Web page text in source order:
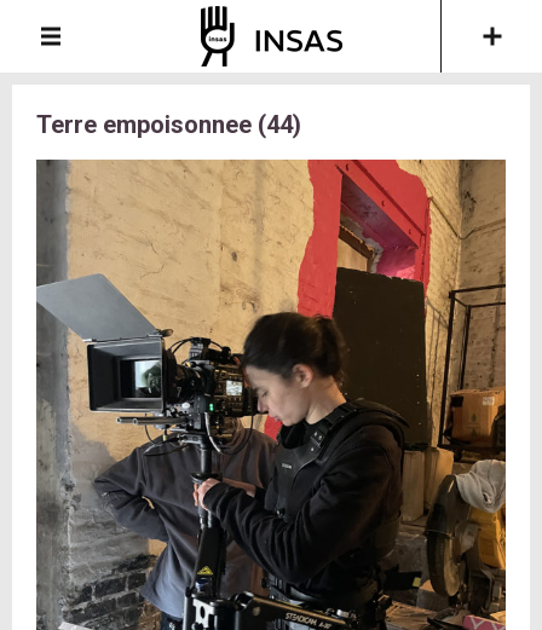
Terre empoisonnee (44)